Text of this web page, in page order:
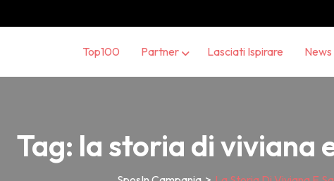
Top100 Partner Lasciati Ispirare
Tag: la storia di viviana